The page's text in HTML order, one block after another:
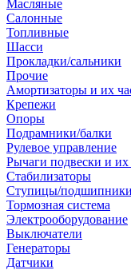
Масляные
Салонные
Топливные
Шасси
Прокладки/сальники
Прочие
Амортизаторы и их
Крепежи
Опоры
Подрамники/балки
Рулевое управление
Рычаги подвески и их
Стабилизаторы
Ступицы/подшипники
Тормозная система
Электрооборудование
Выключатели
Генераторы
Датчики